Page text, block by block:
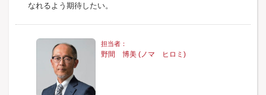
なれるよう期待したい。
野間 博美 (ノマ ヒロミ)